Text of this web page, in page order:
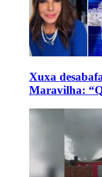
Xuxa
Maravilha: